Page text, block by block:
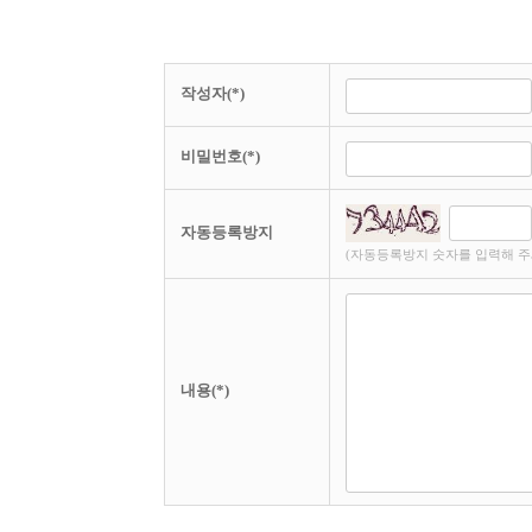
작성자(*)
비밀번호(*)
자동등록방지
(자동등록방지 숫자를 입력해
내용(*)